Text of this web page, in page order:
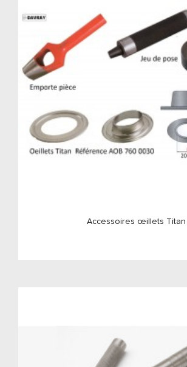
Accessoires œillets Titan